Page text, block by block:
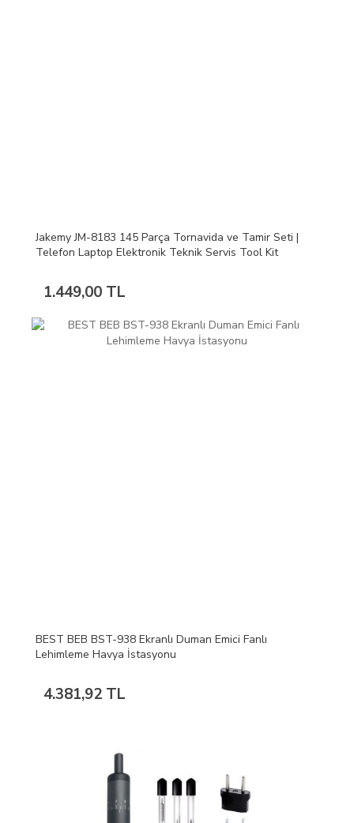
Jakemy JM-8183 145 Parça Tornavida ve Tamir Seti |
Telefon Laptop Elektronik Teknik Servis Tool Kit
1.449,00 TL
BEST BEB BST-938 Ekranlı Duman Emici Fanlı
Lehimleme Havya İstasyonu
4.381,92 TL